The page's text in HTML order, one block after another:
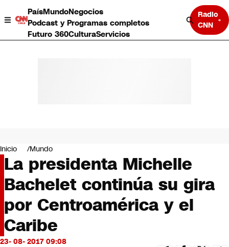
PaísMundoNegocios
Podcast y Programas completos
Futuro 360CulturaServicios
Radio
CNN
Negocios
Deportes
Programas completos
Cultura
Servicios
Bits
CNN tiempo
Futuro 360
Inicio Mundo
La presidenta Michelle
Bachelet continúa su gira
por Centroamérica y el
Caribe
23- 08- 2017 09:08